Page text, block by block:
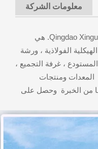
معلومات الشركة
Qingdao Xinguangzheng Steel Structure Co. ، Ltd. هي
الفولاذية ، ورشة
، غرفة التجميع ،
المعدات ومنتجات
الفولاذية الأخرى.لديها 25 عاما من الخبرة وحصل على